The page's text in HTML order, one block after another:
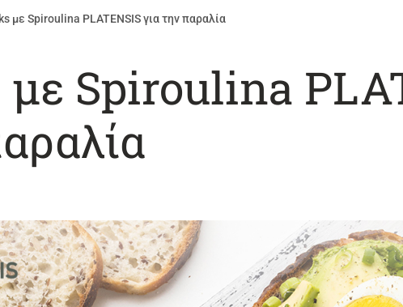
με Spiroulina PLATENSIS για την παραλία
Spiroulina